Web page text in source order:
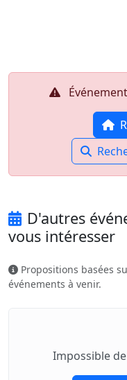
D'autres
vous intéresser
Propositions basées
événements à venir.
Impossible